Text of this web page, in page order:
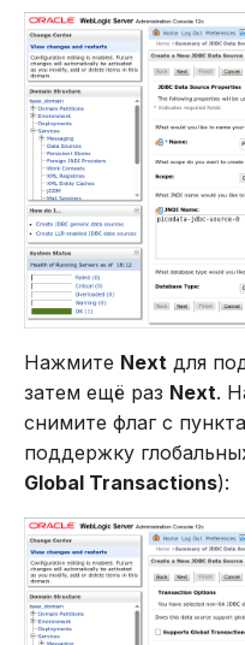
Нажмите Next для
затем ещё раз Next.
снимите флаг c
поддержку
Global Transactions):